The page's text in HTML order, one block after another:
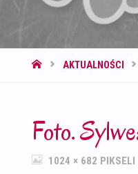
STRONA
AKTUALNOŚCI
Foto.
PEŁNY1024 × 682 PIKSELI